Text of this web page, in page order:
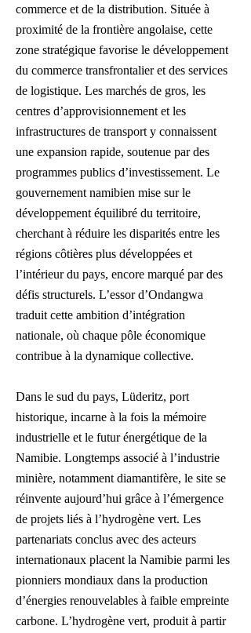
commerce et de la distribution. Située à
proximité de la frontière angolaise, cette
zone stratégique favorise le développement
du commerce transfrontalier et des services
de logistique. Les marchés de gros, les
centres d’approvisionnement et les
infrastructures de transport y connaissent
une expansion rapide, soutenue par des
programmes publics d’investissement. Le
gouvernement namibien mise sur le
développement équilibré du territoire,
cherchant à réduire les disparités entre les
régions côtières plus développées et
l’intérieur du pays, encore marqué par des
défis structurels. L’essor d’Ondangwa
traduit cette ambition d’intégration
nationale, où chaque pôle économique
contribue à la dynamique collective.
Dans le sud du pays, Lüderitz, port
historique, incarne à la fois la mémoire
industrielle et le futur énergétique de la
Namibie. Longtemps associé à l’industrie
minière, notamment diamantifère, le site se
réinvente aujourd’hui grâce à l’émergence
de projets liés à l’hydrogène vert. Les
partenariats conclus avec des acteurs
internationaux placent la Namibie parmi les
pionniers mondiaux dans la production
d’énergies renouvelables à faible empreinte
carbone. L’hydrogène vert, produit à partir